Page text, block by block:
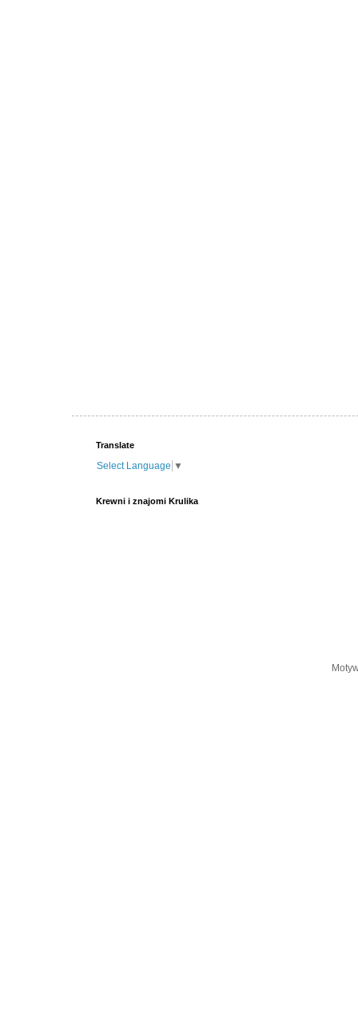
Translate
Select Language ▼
Krewni i znajomi Krulika